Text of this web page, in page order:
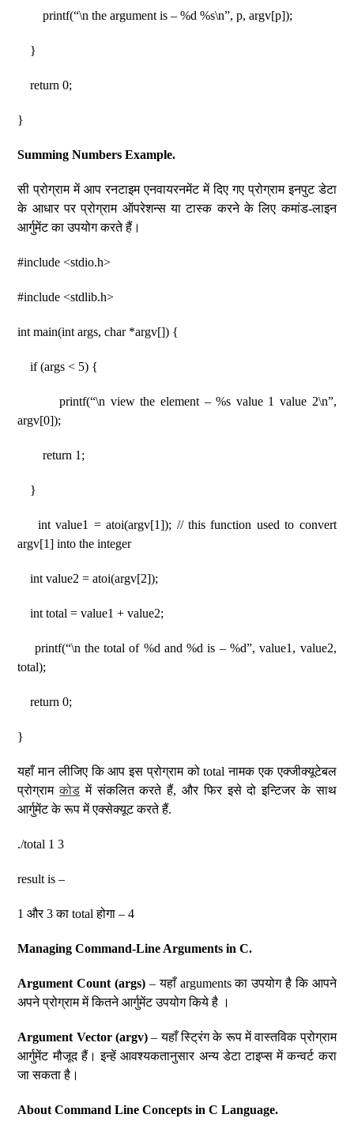
printf(“\n the argument is – %d %s\n”, p, argv[p]);
}
return 0;
}
Summing Numbers Example.
सी प्रोग्राम में आप रनटाइम एनवायरनमेंट में दिए गए प्रोग्राम इनपुट डेटा
के आधार पर प्रोग्राम ऑपरेशन्स या टास्क करने के लिए कमांड-लाइन
आर्गुमेंट का उपयोग करते हैं।
#include <stdio.h>
#include <stdlib.h>
int main(int args, char *argv[]) {
if (args < 5) {
printf(“\n view the element – %s value 1 value 2\n”,
argv[0]);
return 1;
}
int value1 = atoi(argv[1]); // this function used to convert
argv[1] into the integer
int value2 = atoi(argv[2]);
int total = value1 + value2;
printf(“\n the total of %d and %d is – %d”, value1, value2,
total);
return 0;
}
यहाँ मान लीजिए कि आप इस प्रोग्राम को total नामक एक एक्जीक्यूटेबल
प्रोग्रामकोड में संकलित करते हैं, और फिर इसे दो इन्टिजर के साथ
आर्गुमेंट के रूप में एक्सेक्यूट करते हैं.
./total 1 3
result is –
1 और 3 का total होगा – 4
Managing Command-Line Arguments in C.
Argument Count (args) – यहाँ arguments का उपयोग है कि आपने
अपने प्रोग्राम में कितने आर्गुमेंट उपयोग किये है ।
Argument Vector (argv) – यहाँ स्ट्रिंग के रूप में वास्तविक प्रोग्राम
आर्गुमेंट मौजूद हैं। इन्हें आवश्यकतानुसार अन्य डेटा टाइप्स में कन्वर्ट करा
जा सकता है।
About Command Line Concepts in C Language.